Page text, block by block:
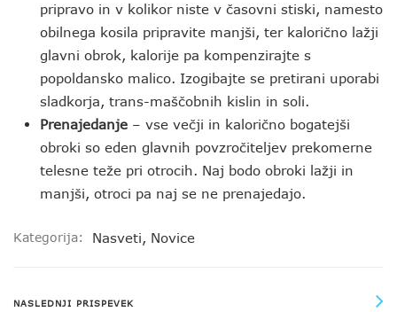
pripravo in v kolikor niste v časovni stiski, namesto
obilnega kosila pripravite manjši, ter kalorično lažji
glavni obrok, kalorije pa kompenzirajte s
popoldansko malico. Izogibajte se pretirani uporabi
sladkorja, trans-maščobnih kislin in soli.
Prenajedanje – vse večji in kalorično bogatejši
obroki so eden glavnih povzročiteljev prekomerne
telesne teže pri otrocih. Naj bodo obroki lažji in
manjši, otroci pa naj se ne prenajedajo.
Kategorija: Nasveti, Novice
NASLEDNJI PRISPEVEK